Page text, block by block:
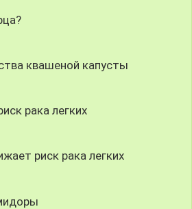
квашеной капусты
рака легких
риск рака легких